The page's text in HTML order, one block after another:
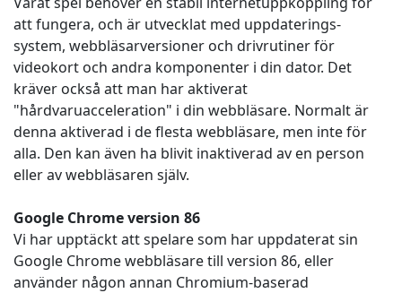
att fungera, och är utvecklat med uppdaterings-
system, webbläsarversioner och drivrutiner för
videokort och andra komponenter i din dator. Det
kräver också att man har aktiverat
"hårdvaruacceleration" i din webbläsare. Normalt är
denna aktiverad i de flesta webbläsare, men inte för
alla. Den kan även ha blivit inaktiverad av en person
eller av webbläsaren själv.
Google Chrome version 86
Vi har upptäckt att spelare som har uppdaterat sin
Google Chrome webbläsare till version 86, eller
använder någon annan Chromium-baserad